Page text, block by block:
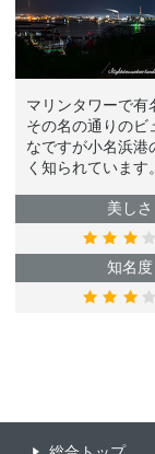
マリンタワーで有
その名の通りのビ
なですが小名浜港
く知られています。
美しさ
知名度